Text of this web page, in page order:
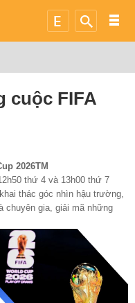
cuộc FIFA
2026TM
thứ 4 và 13h00 thứ 7
thác góc nhìn hậu trường,
chuyên gia, giải mã những